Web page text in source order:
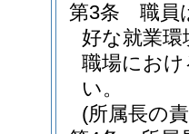
第3条
職員
好な就業
職場にお
い。
(所属長の